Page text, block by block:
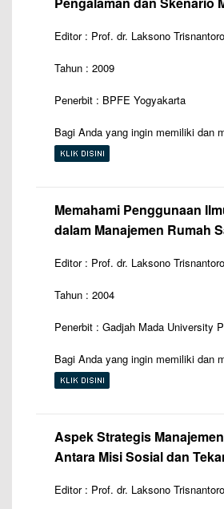
Editor : Prof. dr. Laksono
Tahun : 2009
Penerbit : BPFE Yogyakarta
Bagi Anda yang ingin memiliki dan
Memahami Penggunaan
dalam Manajemen Rumah
Editor : Prof. dr. Laksono
Tahun : 2004
Penerbit : Gadjah Mada University
Bagi Anda yang ingin memiliki dan
Aspek Strategis
Antara Misi Sosial dan
Editor : Prof. dr. Laksono